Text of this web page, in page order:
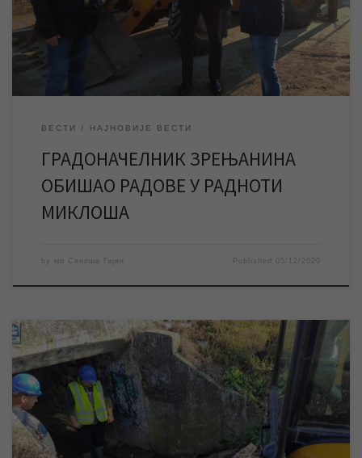
Градоначелник Зрењанина Симо Салапураи ВД директора ЈКП
„Водовод и канализација“ Предраг Бодирога обишли су
радове на санацији хаварије на канализационој […]
ВЕСТИ НАЈНОВИЈЕ ВЕСТИ
ГРАДОНАЧЕЛНИК ЗРЕЊАНИНА
ОБИШАО РАДОВЕ У РАДНОТИ
МИКЛОША
by мр Синиша Гајин Published 05/12/2020
Радници ЈКП „Водовод и канализација“ Зрењанин санирали су
данас квар на водоводној мрежи код подвожњака у насељу
Берберско. Санацијом је спречено даље изливање и
таложење воде у и око подвожњака, па је исти поново
доступан грађанима за пролазак испод пруге. У протеклих